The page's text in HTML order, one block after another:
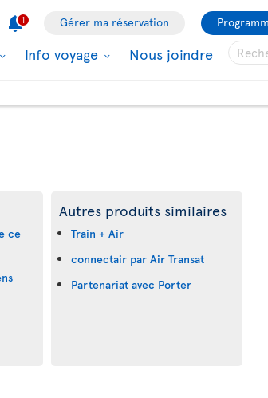
1 Gérer ma réservation
Info voyage Nous joindre
ce
Autres produits similaires
Train + Air
connectair par Air Transat
Partenariat avec Porter